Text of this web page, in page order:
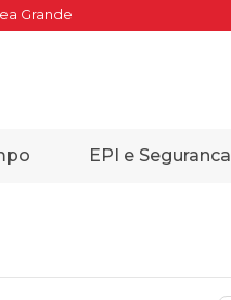
Grande
EPI e Seguranca